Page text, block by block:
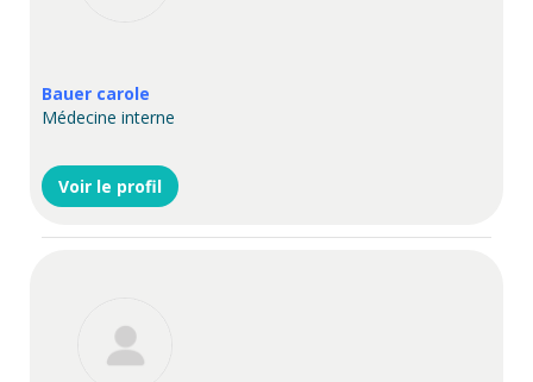
Bauer carole
Médecine interne
Voir le profil